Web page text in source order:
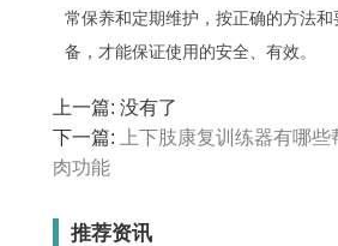
常保养和定期维护，按正确的方法
备，才能保证使用的安全、有效。
上一篇: 没有了
下一篇:
上下肢康复训练器有哪
肉功能
推荐资讯